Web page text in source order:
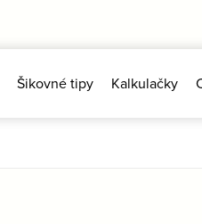
Šikovné tipy Kalkulačky